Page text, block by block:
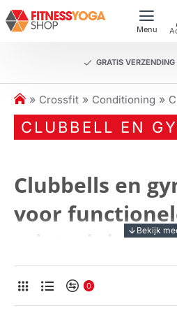
GRATIS
h
o
m
Crossfit Conditioning
CLUBBELL EN
Clubbells en
voor
griptraining
Ontdek de kracht
train zoals krijgers
0